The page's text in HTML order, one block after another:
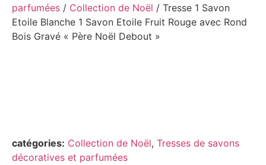
parfumées / Collection de Noël / Tresse 1 Savon
Etoile Blanche 1 Savon Etoile Fruit Rouge avec Rond
Bois Gravé « Père Noël Debout »
catégories: Collection de Noël, Tresses de savons
décoratives et parfumées